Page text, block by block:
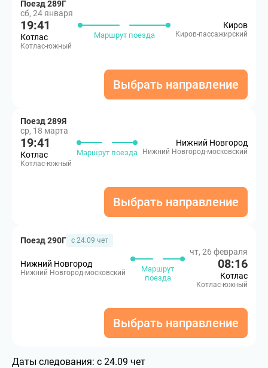
Поезд 289Г
сб, 24 января
19:41
Котлас
Котлас-южный
Маршрут поезда
Киров
Киров-пассажирский
Выбрать направление
Поезд 289Я
ср, 18 марта
19:41
Котлас
Котлас-южный
Маршрут поезда
Нижний Новгород
Нижний Новгород-московский
Выбрать направление
Поезд 290Г с 24.09 чет
Нижний Новгород
Нижний Новгород-московский
Маршрут
поезда
чт, 26 февраля
08:16
Котлас
Котлас-южный
Выбрать направление
Даты следования: с 24.09 чет